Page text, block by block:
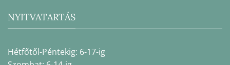
NYITVATARTÁS
Hétfőtől-Péntekig: 6-17-ig